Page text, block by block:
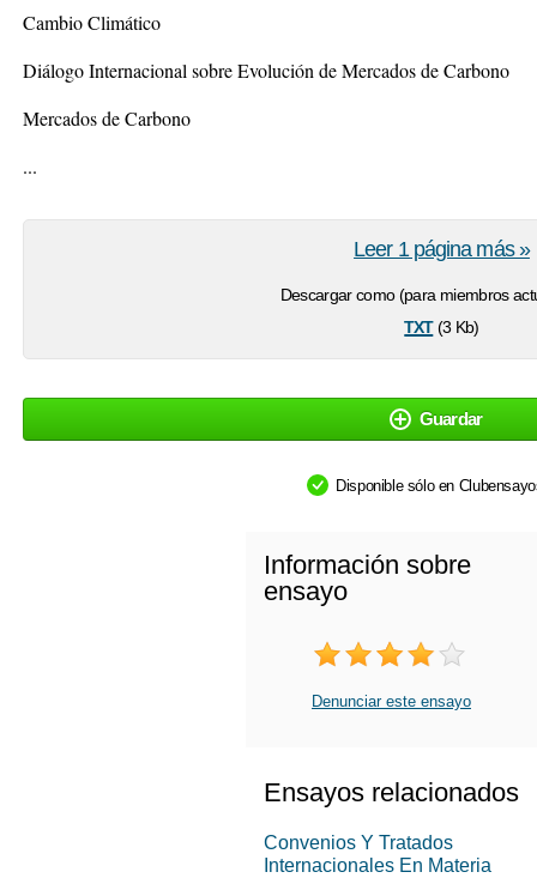
Cambio Climático
Diálogo Internacional sobre Evolución de Mercados de Carbono
Mercados de Carbono
...
Descargar como (para miembros
txt(3 Kb)
Leer 1 página más »
Guardar
Disponible sólo en
Información sobre
ensayo
Denunciar este ensayo
Ensayos relacionados
Convenios Y Tratados
Internacionales En Materia